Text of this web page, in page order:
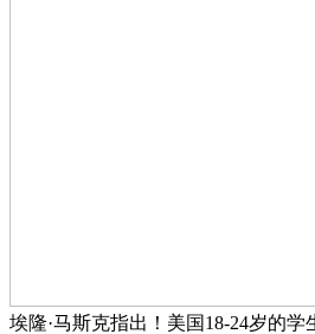
埃隆·马斯克指出！美国18-24岁的学